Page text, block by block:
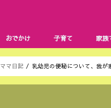
おでかけ 子育て 家族
ママ日記 乳幼児の便秘について、我が